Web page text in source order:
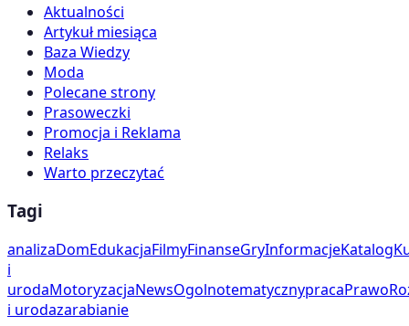
Aktualności
Artykuł miesiąca
Baza Wiedzy
Moda
Polecane strony
Prasoweczki
Promocja i Reklama
Relaks
Warto przeczytać
Tagi
analizaDomEdukacjaFilmyFinanseGryInformacjeKatalog
i
urodaMotoryzacjaNewsOgolnotematycznypracaPrawo
i urodazarabianie